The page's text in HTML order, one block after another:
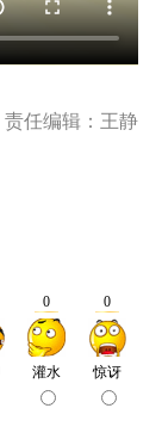
责任编辑：王静